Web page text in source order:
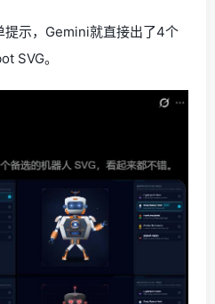
示，Gemini就直接出了4个
SVG。